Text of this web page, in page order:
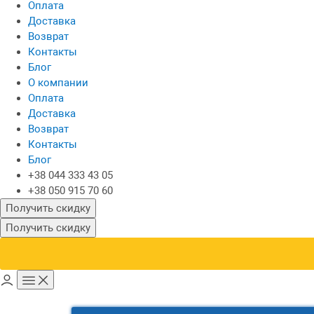
Оплата
Доставка
Возврат
Контакты
Блог
О компании
Оплата
Доставка
Возврат
Контакты
Блог
+38 044 333 43 05
+38 050 915 70 60
Получить скидку
Получить скидку